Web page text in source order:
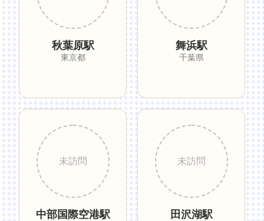
秋葉原駅
東京都
舞浜駅
千葉県
中部国際空港駅 田沢湖駅